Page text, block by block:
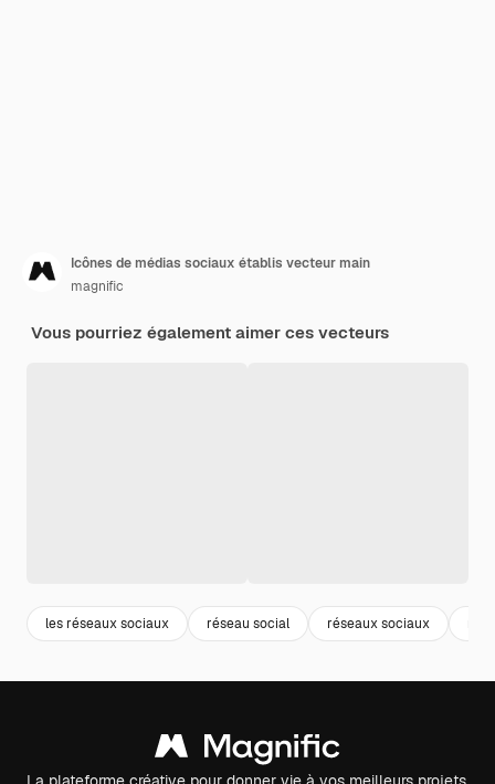
Icônes de médias sociaux établis vecteur main
magnific
Vous pourriez également aimer ces vecteurs
les réseaux sociaux réseau social réseaux sociaux